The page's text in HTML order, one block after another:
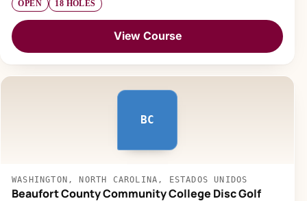
OPEN 18 HOLES
View Course
BC
WASHINGTON, NORTH CAROLINA, ESTADOS UNIDOS
Beaufort County Community College Disc Golf